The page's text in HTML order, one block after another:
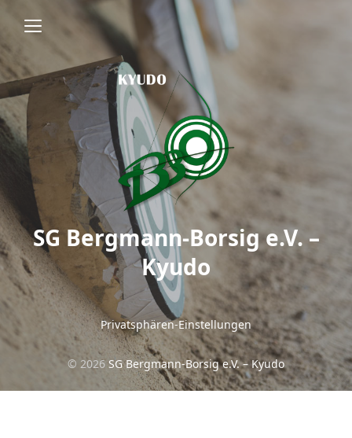
SG Bergmann-Borsig e.V. –
Kyudo
Privatsphären-Einstellungen
© 2026 SG Bergmann-Borsig e.V. – Kyudo